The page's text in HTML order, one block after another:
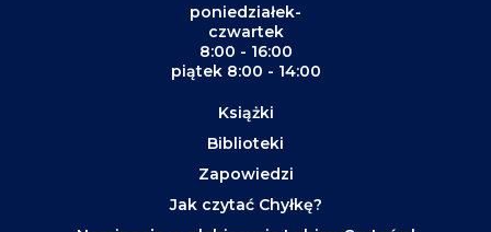
poniedziałek-
czwartek
8:00 - 16:00
piątek 8:00 - 14:00
Książki
Biblioteki
Zapowiedzi
Jak czytać Chyłkę?